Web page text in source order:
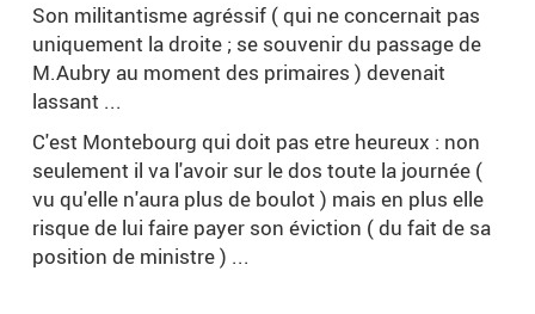
Son militantisme agréssif ( qui ne concernait pas
uniquement la droite ; se souvenir du passage de
M.Aubry au moment des primaires ) devenait
lassant ...
C'est Montebourg qui doit pas etre heureux : non
seulement il va l'avoir sur le dos toute la journée (
vu qu'elle n'aura plus de boulot ) mais en plus elle
risque de lui faire payer son éviction ( du fait de sa
position de ministre ) ...